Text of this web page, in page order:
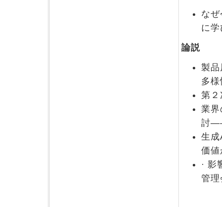
な
に
論説
製
多
第
業
討
生
価
· 影
管